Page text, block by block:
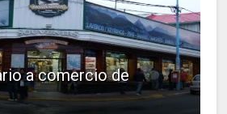
a comercio de